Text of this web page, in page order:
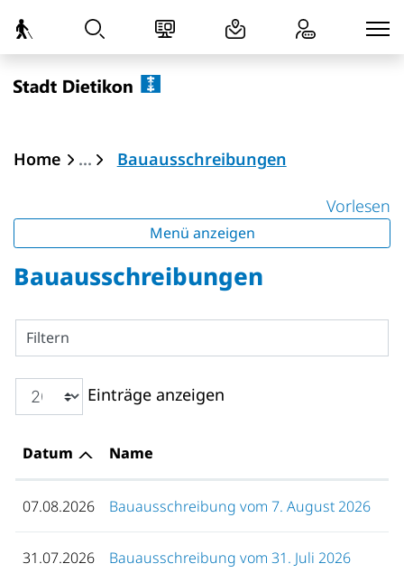
zur Startseite
Direkt zur Hauptnavigation
Direkt zum Inhalt
Direkt zur Suche
Direkt zum Stichwortverzeichnis
Dietikon
Home Bauausschreibungen(ausgewählt)
Vorlesen
Menü anzeigen
Bauausschreibungen
Filtern
Einträge anzeigen
Datum Name
07.08.2026 Bauausschreibung vom 7. August 2026
31.07.2026 Bauausschreibung vom 31. Juli 2026